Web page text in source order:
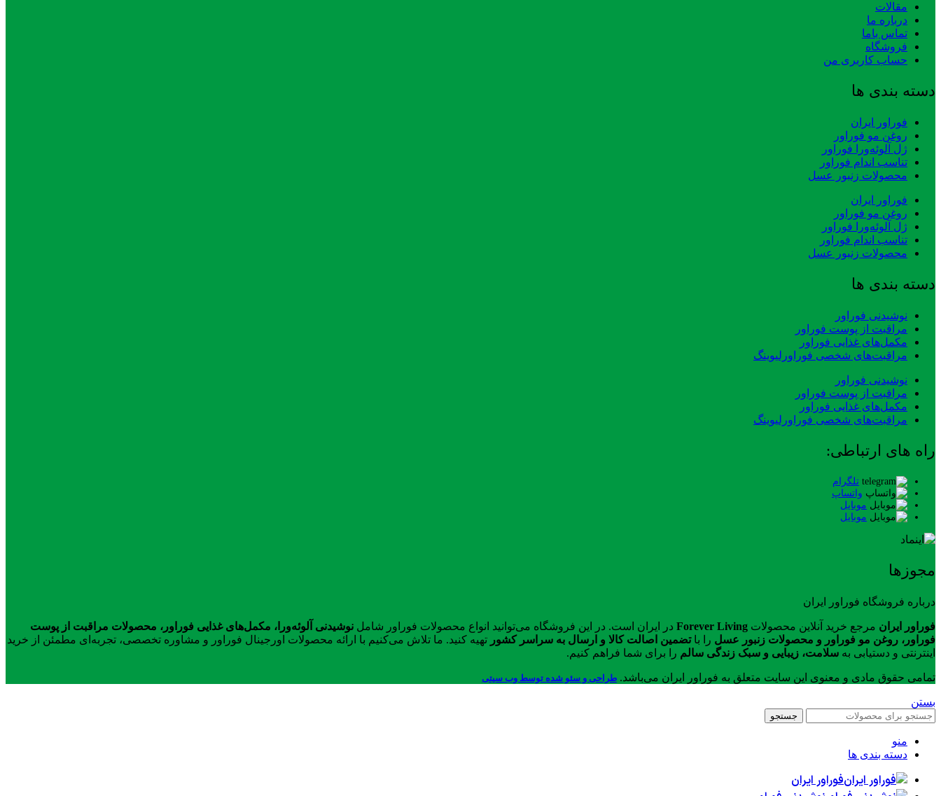
مقالات
درباره ما
تماس باما
فروشگاه
حساب کاربری من
دسته بندی ها
فوراور ایران
روغن مو فوراور
ژل آلوئه‌ورا فوراور
تناسب اندام فوراور
محصولات زنبور عسل
فوراور ایران
روغن مو فوراور
ژل آلوئه‌ورا فوراور
تناسب اندام فوراور
محصولات زنبور عسل
دسته بندی ها
نوشیدنی فوراور
مراقبت از پوست فوراور
مکمل‌های غذایی فوراور
مراقبت‌های شخصی فوراورلیوینگ
نوشیدنی فوراور
مراقبت از پوست فوراور
مکمل‌های غذایی فوراور
مراقبت‌های شخصی فوراورلیوینگ
راه های ارتباطی:
تلگرام
واتساپ
موبایل
موبایل
مجوزها
درباره فروشگاه فوراور ایران
فوراور ایران مرجع خرید آنلاین محصولات Forever Living در ایران است. در این فروشگاه می‌توانید انواع محصولات فوراور شامل نوشیدنی آلوئه‌ورا، مکمل‌های غذایی فوراور، محصولات مراقبت از پوست
فوراور، روغن مو فوراور و محصولات زنبور عسل را باتضمین اصالت کالا و ارسال به سراسر کشور تهیه کنید. ما تلاش می‌کنیم با ارائه محصولات اورجینال فوراور و مشاوره تخصصی، تجربه‌ای مطمئن از خرید
اینترنتی و دستیابی به سلامت، زیبایی و سبک زندگی سالم را برای شما فراهم کنیم.
تمامی حقوق مادی و معنوی این سایت متعلق به فوراور ایران می‌باشد. طراحی و سئو شده توسط وب سیتی
بستن
جستجو
منو
دسته بندی ها
فوراور ایران